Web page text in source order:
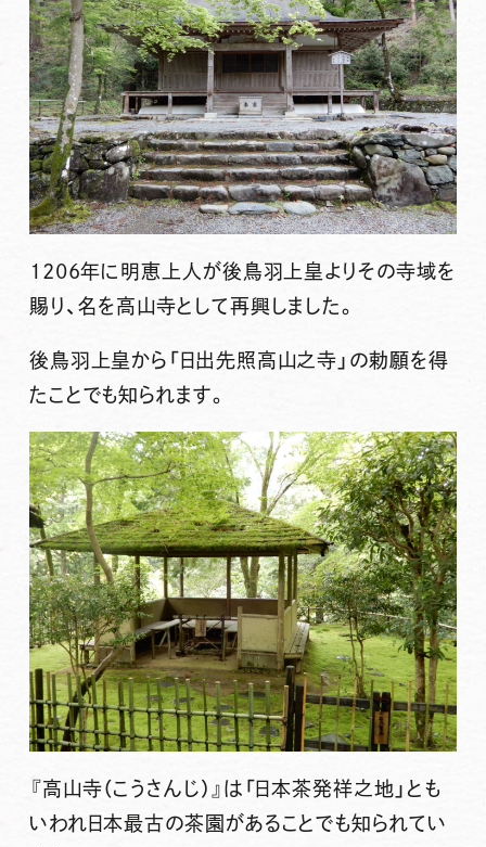
1206年に明恵上人が後鳥羽上皇よりその寺域を
賜り、名を高山寺として再興しました。
後鳥羽上皇から「日出先照高山之寺」の勅願を得
たことでも知られます。
『高山寺（こうさんじ）』は「日本茶発祥之地」 とも
いわれ日本最古の茶園があることでも知られてい